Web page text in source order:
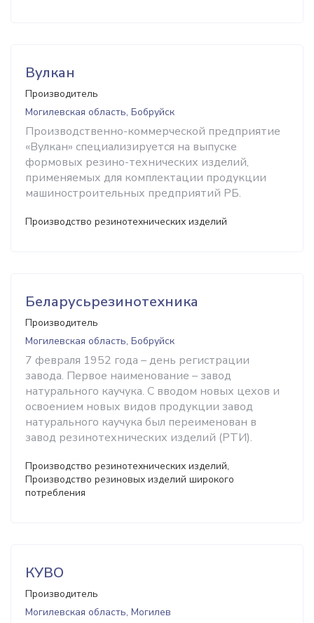
Вулкан
Производитель
Могилевская область, Бобруйск
Производственно-коммерческой предприятие
«Вулкан» специализируется на выпуске
формовых резино-технических изделий,
применяемых для комплектации продукции
машиностроительных предприятий РБ.
Производство резинотехнических изделий
Беларусьрезинотехника
Производитель
Могилевская область, Бобруйск
7 февраля 1952 года – день регистрации
завода. Первое наименование – завод
натурального каучука. С вводом новых цехов и
освоением новых видов продукции завод
натурального каучука был переименован в
завод резинотехнических изделий (РТИ).
Производство резинотехнических изделий,
Производство резиновых изделий широкого
потребления
КУВО
Производитель
Могилевская область, Могилев